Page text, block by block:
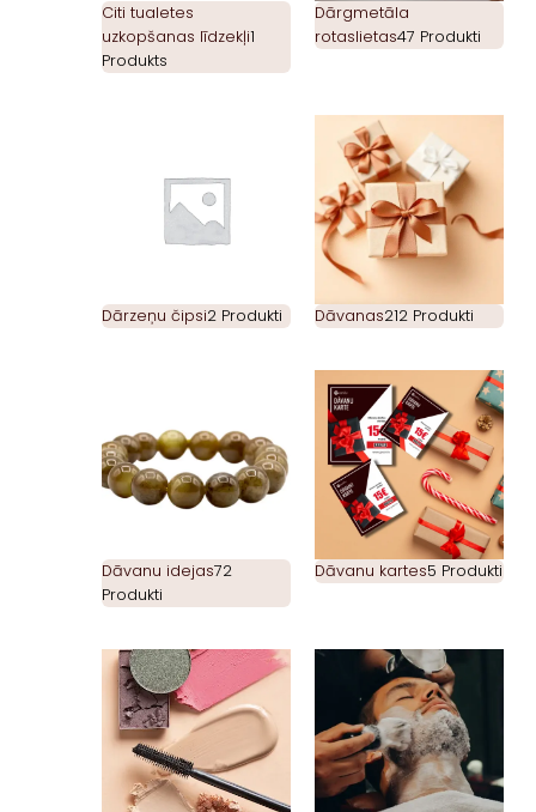
Citi tualetes
uzkopšanas līdzekļi1
Produkts
Dārgmetāla
rotaslietas47 Produkti
Dārzeņu čipsi2 Produkti Dāvanas212 Produkti
Dāvanu idejas72
Produkti
Dāvanu kartes5 Produkti